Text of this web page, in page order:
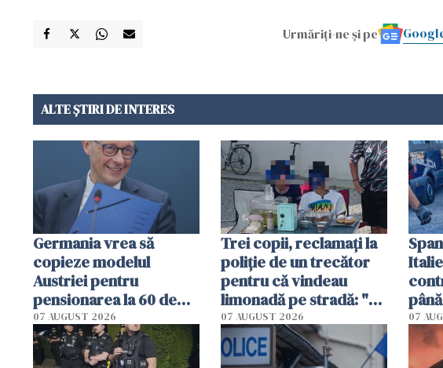
Urmăriți-ne și pe
ALTE ȘTIRI DE INTERES
Germania vrea să
copieze modelul
Austriei pentru
pensionarea la 60 de
ani a celor care
muncesc în condiții
grele
07 AUGUST 2026
Trei copii, reclamați la
poliție de un trecător
pentru că vindeau
limonadă pe stradă: "Nu
aveau autorizație"
07 AUGUST 2026 07